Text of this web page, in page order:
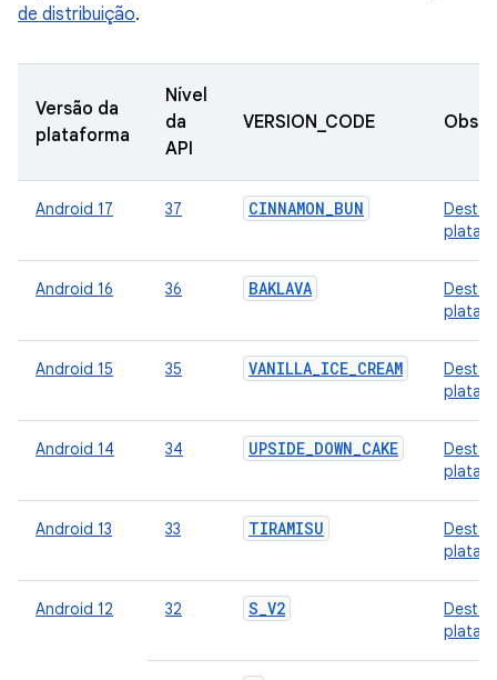
de distribuição.
Versão da
plataforma
Nível
da
API
VERSION_CODE
Android 17 37 CINNAMON_BUN
Android 16 36 BAKLAVA
Android 15 35 VANILLA_ICE_CREAM
Android 14 34 UPSIDE_DOWN_CAKE
Android 13 33 TIRAMISU
Android 12 32 S_V2